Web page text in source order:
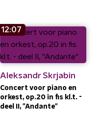
12:07
Aleksandr Skrjabin
Concert voor piano en
orkest, op.20 in fis kl.t. -
deel II, "Andante"